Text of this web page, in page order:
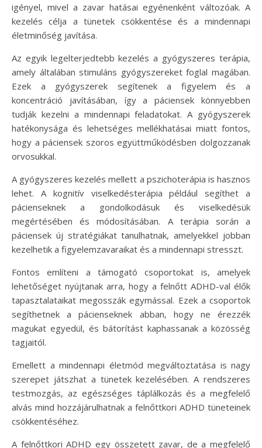
igényel, mivel a zavar hatásai egyénenként változóak. A
kezelés célja a tünetek csökkentése és a mindennapi
életminőség javítása.
Az egyik legelterjedtebb kezelés a gyógyszeres terápia,
amely általában stimuláns gyógyszereket foglal magában.
Ezek a gyógyszerek segítenek a figyelem és a
koncentráció javításában, így a páciensek könnyebben
tudják kezelni a mindennapi feladatokat. A gyógyszerek
hatékonysága és lehetséges mellékhatásai miatt fontos,
hogy a páciensek szoros együttműködésben dolgozzanak
orvosukkal.
A gyógyszeres kezelés mellett a pszichoterápia is hasznos
lehet. A kognitív viselkedésterápia például segíthet a
pácienseknek a gondolkodásuk és viselkedésük
megértésében és módosításában. A terápia során a
páciensek új stratégiákat tanulhatnak, amelyekkel jobban
kezelhetik a figyelemzavaraikat és a mindennapi stresszt.
Fontos említeni a támogató csoportokat is, amelyek
lehetőséget nyújtanak arra, hogy a felnőtt ADHD-val élők
tapasztalataikat megosszák egymással. Ezek a csoportok
segíthetnek a pácienseknek abban, hogy ne érezzék
magukat egyedül, és bátorítást kaphassanak a közösség
tagjaitól.
Emellett a mindennapi életmód megváltoztatása is nagy
szerepet játszhat a tünetek kezelésében. A rendszeres
testmozgás, az egészséges táplálkozás és a megfelelő
alvás mind hozzájárulhatnak a felnőttkori ADHD tüneteinek
csökkentéséhez.
A felnőttkori ADHD egy összetett zavar, de a megfelelő